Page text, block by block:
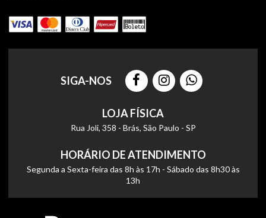
SIGA-NOS
LOJA FÍSICA
Rua Joli, 358 - Brás, São Paulo - SP
HORÁRIO DE ATENDIMENTO
Segunda a Sexta-feira das 8h às 17h - Sábado das 8h30 às
13h